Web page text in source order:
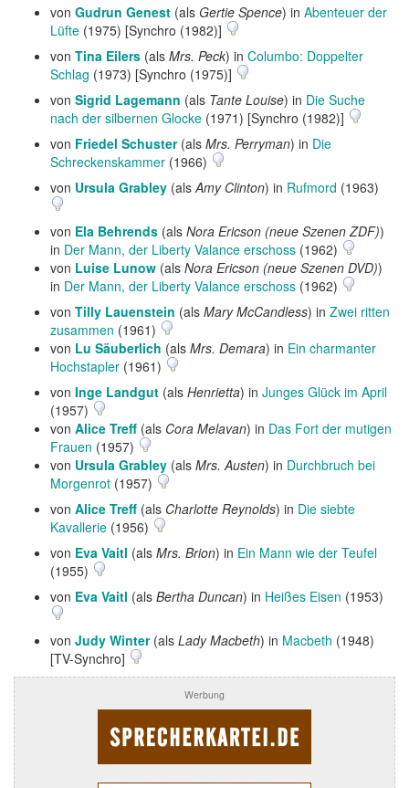
von Gudrun Genest (als Gertie Spence) in Abenteuer der
Lüfte (1975) [Synchro (1982)]
von Tina Eilers (als Mrs. Peck) in Columbo: Doppelter
Schlag (1973) [Synchro (1975)]
von Sigrid Lagemann (als Tante Louise) in Die Suche
nach der silbernen Glocke (1971) [Synchro (1982)]
von Friedel Schuster(als Mrs. Perryman) in Die
Schreckenskammer (1966)
von Ursula Grabley (alsAmy Clinton) in Rufmord (1963)
von Ela Behrends (als Nora Ericson (neue Szenen ZDF))
in Der Mann, der Liberty Valance erschoss (1962)
von Luise Lunow (als Nora Ericson (neue Szenen DVD))
in Der Mann, der Liberty Valance erschoss (1962)
von Tilly Lauenstein (als Mary McCandless) in Zwei ritten
zusammen (1961)
von Lu Säuberlich (als Mrs. Demara) in Ein charmanter
Hochstapler (1961)
von Inge Landgut (als Henrietta) in Junges Glück im April
(1957)
von Alice Treff (als Cora Melavan) in Das Fort der mutigen
Frauen (1957)
von Ursula Grabley (als Mrs. Austen) in Durchbruch bei
Morgenrot (1957)
von Alice Treff (als Charlotte Reynolds) in Die siebte
Kavallerie (1956)
von Eva Vaitl (als Mrs. Brion) in Ein Mann wie der Teufel
(1955)
von Eva Vaitl (als Bertha Duncan) in Heißes Eisen (1953)
von Judy Winter(als Lady Macbeth) in Macbeth (1948)
[TV-Synchro]
Werbung